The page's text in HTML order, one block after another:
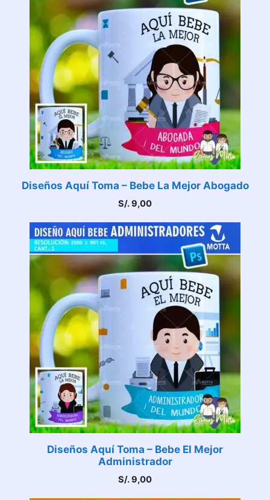
Diseños Aquí Toma – Bebe La Mejor Abogado
S/.9,00
Diseños Aquí Toma – Bebe El Mejor
Administrador
S/.9,00